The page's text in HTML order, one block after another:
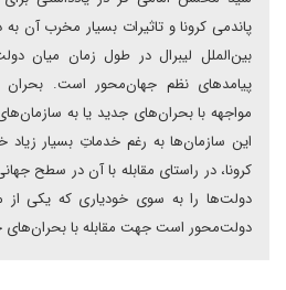
پاندمی کرونا و تاثیرات بسیار مخرب آن
بین‌الملل لیبرال در طول زمان میان
پیامدهای نظم جهان‌محور است‌. بحران
مواجهه با بحران‌های جدید یا به
این سازمان‌ها به رغم خدماتِ بسیار زیاد
کرونا، در راستای مقابله با آن در سطح
دولت‌ها را به سوی خودیاری که یکی از
دولت‌محور است جهت مقابله با